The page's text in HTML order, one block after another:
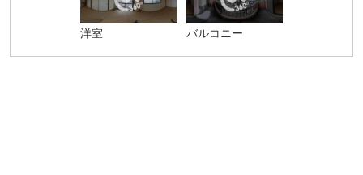
洋室 バルコニー